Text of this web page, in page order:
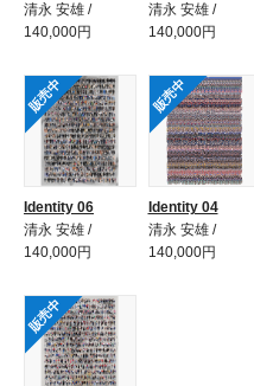
清永 安雄 /
140,000円
清永 安雄 /
140,000円
販売中
Identity 06
清永 安雄 /
140,000円
販売中
Identity 04
清永 安雄 /
140,000円
販売中